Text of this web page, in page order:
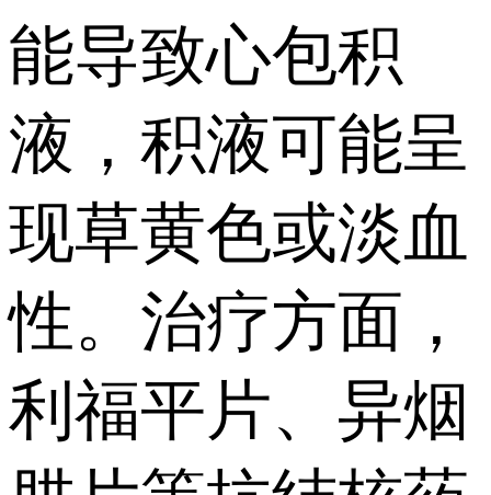
能导致心包积
液，积液可能呈
现草黄色或淡血
性。治疗方面，
利福平片、异烟